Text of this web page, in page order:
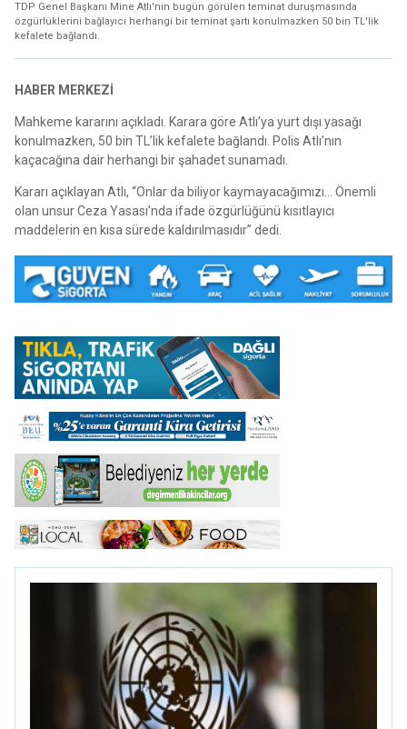
TDP Genel Başkanı Mine Atlı'nın bugün görülen teminat duruşmasında
özgürlüklerini bağlayıcı herhangi bir teminat şartı konulmazken 50 bin TL'lik
kefalete bağlandı.
HABER MERKEZİ
Mahkeme kararını açıkladı. Karara göre Atlı’ya yurt dışı yasağı
konulmazken, 50 bin TL’lik kefalete bağlandı. Polis Atlı’nın
kaçacağına dair herhangi bir şahadet sunamadı.
Kararı açıklayan Atlı, “Onlar da biliyor kaymayacağımızı… Önemli
olan unsur Ceza Yasası’nda ifade özgürlüğünü kısıtlayıcı
maddelerin en kısa sürede kaldırılmasıdır” dedi.